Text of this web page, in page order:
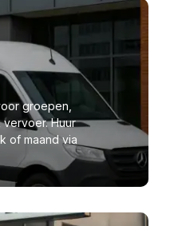
groepen,
Huur
of maand via